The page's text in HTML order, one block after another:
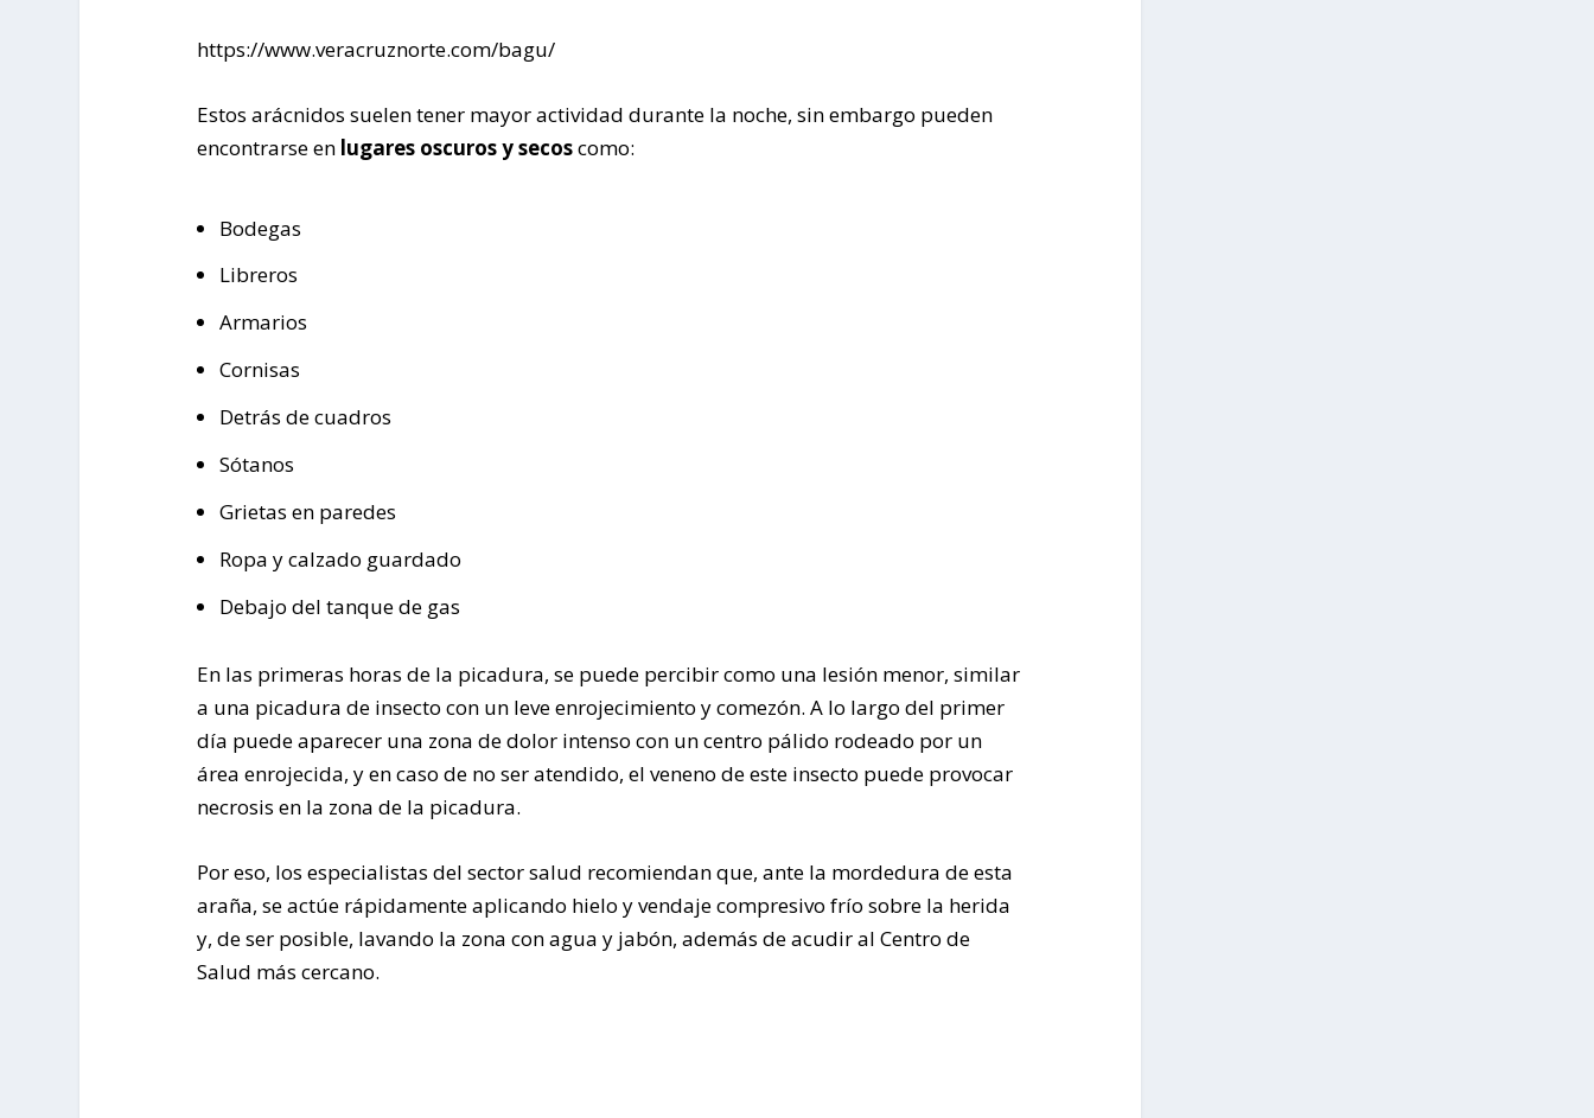
MUNICIP
https://www.veracruznorte.com/bagu/
Estos arácnidos suelen tener mayor actividad durante la noche, sin embargo pueden
encontrarse en lugares oscuros y secoscomo:
Bodegas
Libreros
Armarios
Cornisas
Detrás de cuadros
Sótanos
Grietas en paredes
Ropa y calzado guardado
Debajo del tanque de gas
En las primeras horas de la picadura, se puede percibir como una lesión menor, similar
a una picadura de insecto con un leve enrojecimiento y comezón. A lo largo del primer
día puede aparecer una zona de dolor intenso con un centro pálido rodeado por un
área enrojecida, y en caso de no ser atendido, el veneno de este insecto puede provocar
necrosis en la zona de la picadura.
Por eso, los especialistas del sector salud recomiendan que, ante la mordedura de esta
araña, se actúe rápidamente aplicando hielo y vendaje compresivo frío sobre la herida
y, de ser posible, lavando la zona con agua y jabón, además de acudir al Centro de
Salud más cercano.